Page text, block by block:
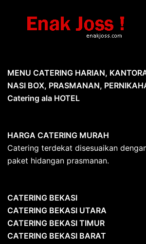
MENU CATERING HARIAN,
NASI BOX, PRASMANAN,
Catering ala HOTEL
HARGA CATERING MURAH
Catering terdekat disesuaikan
paket hidangan prasmanan.
CATERING BEKASI
CATERING BEKASI UTARA
CATERING BEKASI TIMUR
CATERING BEKASI BARAT